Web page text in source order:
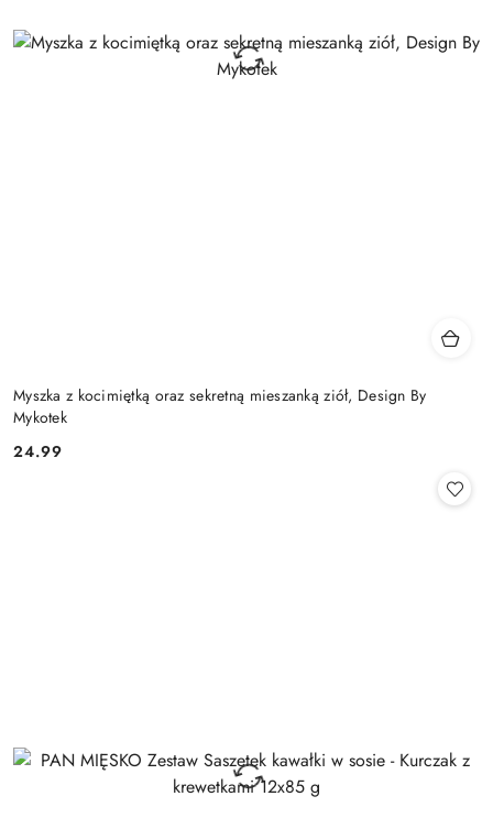
Myszka z kocimiętką oraz sekretną mieszanką ziół, Design By
Mykotek
Cena:
24.99